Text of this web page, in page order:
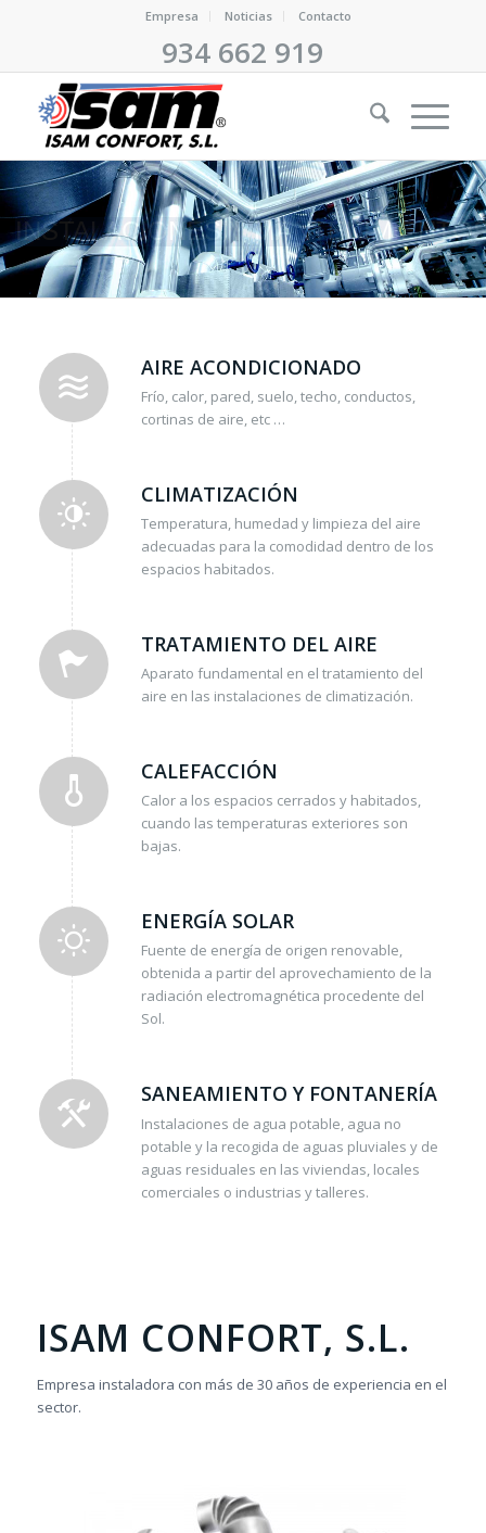
Empresa Noticias Contacto
934 662 919
AIRE ACONDICIONADO
Frío, calor, pared, suelo, techo, conductos,
cortinas de aire, etc …
CLIMATIZACIÓN
Temperatura, humedad y limpieza del aire
adecuadas para la comodidad dentro de los
espacios habitados.
TRATAMIENTO DEL AIRE
Aparato fundamental en el tratamiento del
aire en las instalaciones de climatización.
CALEFACCIÓN
Calor a los espacios cerrados y habitados,
cuando las temperaturas exteriores son
bajas.
ENERGÍA SOLAR
Fuente de energía de origen renovable,
obtenida a partir del aprovechamiento de la
radiación electromagnética procedente del
Sol.
SANEAMIENTO Y FONTANERÍA
Instalaciones de agua potable, agua no
potable y la recogida de aguas pluviales y de
aguas residuales en las viviendas, locales
comerciales o industrias y talleres.
ISAM CONFORT, S.L.
Empresa instaladora con más de 30 años de experiencia en el
sector.